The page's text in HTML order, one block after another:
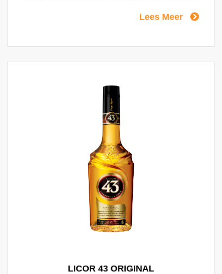
heerlijke chocoladesmaken die het hart van
kloppen.
Lees Meer
LICOR 43 ORIGINAL